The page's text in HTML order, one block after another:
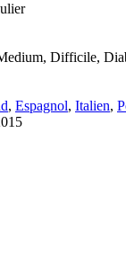
Difficile,
, Espagnol, Italien,